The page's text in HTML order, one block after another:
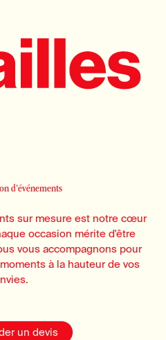
d'événements
sur mesure est notre cœur
occasion mérite d'être
vous accompagnons pour
à la hauteur de vos
un devis